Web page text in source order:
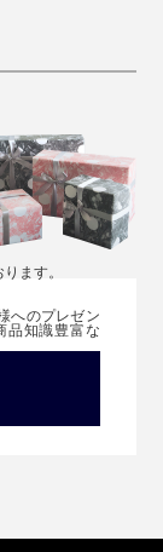
ます。
へのプレゼン
品知識豊富な